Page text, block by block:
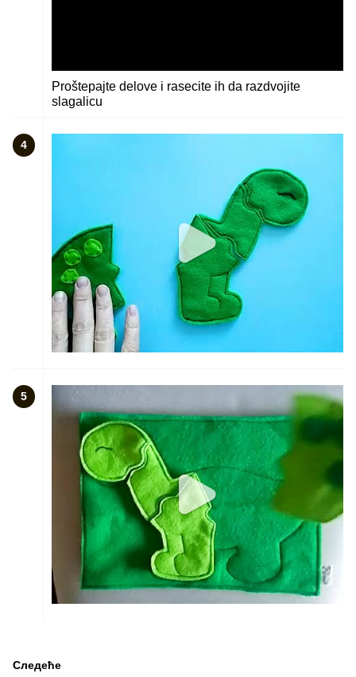
Proštepajte delove i rasecite ih da razdvojite
slagalicu
4
5
Следеће